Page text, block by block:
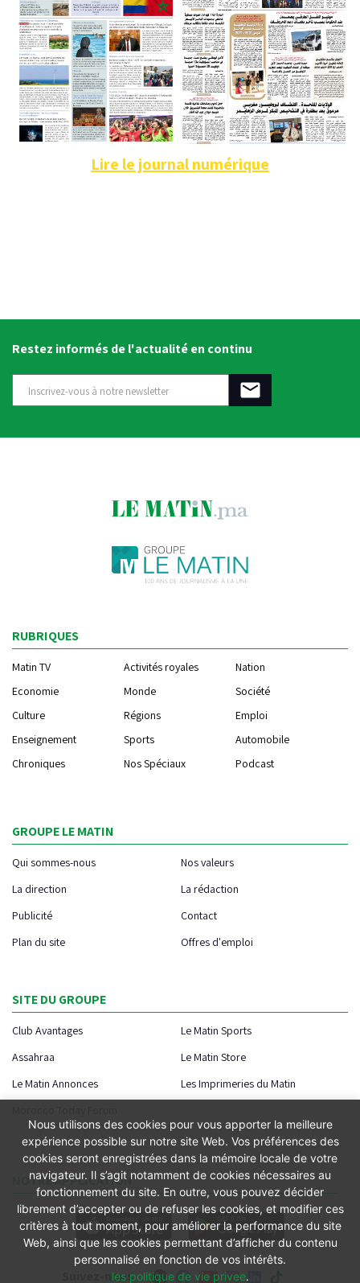
Lire le journal numérique
Restez informés de l'actualité en continu
Suivez-nous
RUBRIQUES
Matin TV Activités royales
Nation
Economie
Monde
Société
Culture
Régions
Emploi
Enseignement
Sports
Automobile
Chroniques
Nos Spéciaux Podcast
GROUPE LE MATIN
Qui sommes-nous
Nos valeurs
La direction
La rédaction
Publicité
Contact
Plan du site
Offres d'emploi
SITE DU GROUPE
Club Avantages
Le Matin Sports
Assahraa
Le Matin Store
Le Matin Annonces
Les Imprimeries du Matin
NOTRE APPLICATION
Nous utilisons des cookies pour vous apporter la meilleure
expérience possible sur notre site Web. Vos préférences des
cookies seront enregistrées dans la mémoire locale de votre
navigateur. Il s’agit notamment de cookies nécessaires au
fonctionnement du site. En outre, vous pouvez décider
librement d’accepter ou de refuser les cookies, et modifier ces
critères à tout moment, pour améliorer la performance du site
Web, ainsi que les cookies permettant d’afficher du contenu
personnalisé en fonction de vos intérêts.
les politique de vie privee.